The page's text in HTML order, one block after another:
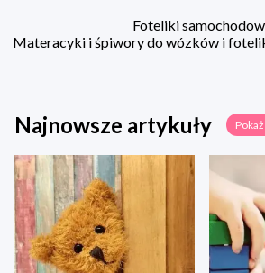
Foteliki
Materacyki i śpiwory do wózków i
Najnowsze artykuły